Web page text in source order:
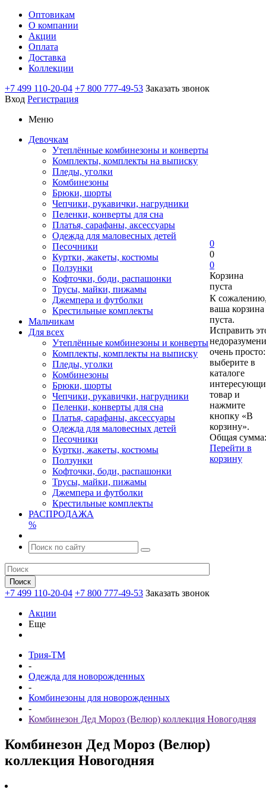
Оптовикам
О компании
Акции
Оплата
Доставка
Коллекции
+7 499 110-20-04 +7 800 777-49-53 Заказать звонок
Вход Регистрация
Меню
Девочкам
Утеплённые комбинезоны и конверты
Комплекты, комплекты на выписку
Пледы, уголки
Комбинезоны
Брюки, шорты
Чепчики, рукавички, нагрудники
Пеленки, конверты для сна
Платья, сарафаны, аксессуары
Одежда для маловесных детей
Песочники
Куртки, жакеты, костюмы
Ползунки
Кофточки, боди, распашонки
Трусы, майки, пижамы
Джемпера и футболки
Крестильные комплекты
Мальчикам
Для всех
Утеплённые комбинезоны и конверты
Комплекты, комплекты на выписку
Пледы, уголки
Комбинезоны
Брюки, шорты
Чепчики, рукавички, нагрудники
Пеленки, конверты для сна
Платья, сарафаны, аксессуары
Одежда для маловесных детей
Песочники
Куртки, жакеты, костюмы
Ползунки
Кофточки, боди, распашонки
Трусы, майки, пижамы
Джемпера и футболки
Крестильные комплекты
РАСПРОДАЖА
%
+7 499 110-20-04 +7 800 777-49-53 Заказать звонок
0
0
0
Корзина
пуста
К
ваша корзина
пуста.
Исправить
очень просто:
выберите в
каталоге
товар и
нажмите
кнопку «В
корзину».
Общая сумма:
Перейти в
корзину
Акции
Еще
Трия-ТМ
-
Одежда для новорожденных
-
Комбинезоны для новорожденных
-
Комбинезон Дед Мороз (Велюр) коллекция Новогодняя
Комбинезон Дед Мороз (Велюр)
коллекция Новогодняя